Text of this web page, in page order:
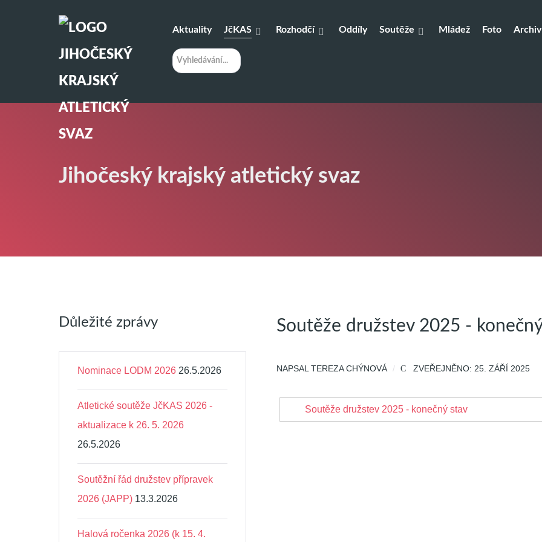
Aktuality JčKAS Rozhodčí Oddíly Soutěže Mládež Foto Archiv
H
l
e
n
Jihočeský krajský atletický svaz
Důležité zprávy
Nominace LODM 2026 26.5.2026
Atletické soutěže JčKAS 2026 -
aktualizace k 26. 5. 2026
26.5.2026
Soutěžní řád družstev přípravek
2026 (JAPP) 13.3.2026
Halová ročenka 2026 (k 15. 4.
Soutěže družstev 2025 -
NAPSAL TEREZA CHÝNOVÁ ZVEŘEJNĚNO: 25. ZÁŘÍ 2025
Soutěže družstev 2025 - konečný stav